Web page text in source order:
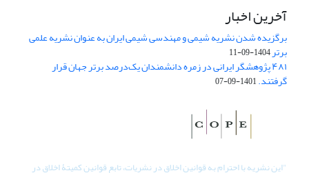
آخرین اخبار
برگزیده شدن نشریه شیمی و مهندسی شیمی ایران به عنوان نشریه علمی
برتر1404-09-11
۴۸۱ پژوهشگر ایرانی در زمره دانشمندان یک‌درصد برتر جهان قرار
گرفتند.1401-09-07
"این نشریه با احترام به قوانین اخلاق در نشریات، تابع قوانین کمیتۀ اخلاق در